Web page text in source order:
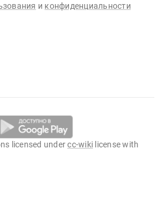
и конфиденциальности
licensed undercc-wiki license with